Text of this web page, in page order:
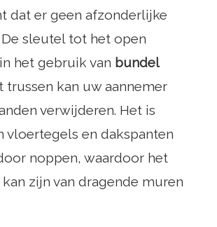
dat er geen afzonderlijke
sleutel tot het open
het gebruik van bundel
trussen kan uw aannemer
verwijderen. Het is
vloertegels en dakspanten
noppen, waardoor het
zijn van dragende muren